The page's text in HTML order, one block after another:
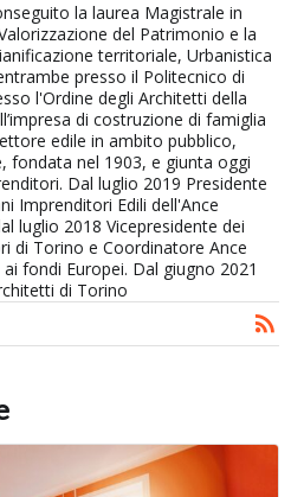
la laurea Magistrale in
del Patrimonio e la
territoriale, Urbanistica
presso il Politecnico di
l'Ordine degli Architetti della
di costruzione di famiglia
edile in ambito pubblico,
fondata nel 1903, e giunta oggi
Dal luglio 2019 Presidente
Imprenditori Edili dell'Ance
luglio 2018 Vicepresidente dei
di Torino e Coordinatore Ance
fondi Europei. Dal giugno 2021
di Torino